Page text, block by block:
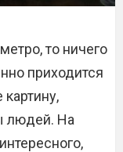
то ничего
приходится
людей. На